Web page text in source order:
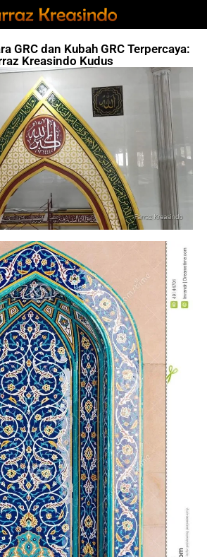
GRC dan Kubah GRC Terpercaya:
Kreasindo Kudus